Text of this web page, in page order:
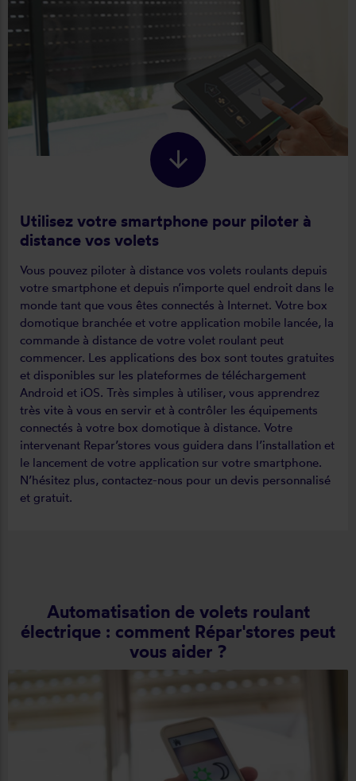
Utilisez votre smartphone pour piloter à
distance vos volets
Vous pouvez piloter à distance vos volets roulants depuis
votre smartphone et depuis n’importe quel endroit dans le
monde tant que vous êtes connectés à Internet. Votre box
domotique branchée et votre application mobile lancée, la
commande à distance de votre volet roulant peut
commencer. Les applications des box sont toutes gratuites
et disponibles sur les plateformes de téléchargement
Android et iOS. Très simples à utiliser, vous apprendrez
très vite à vous en servir et à contrôler les équipements
connectés à votre box domotique à distance. Votre
intervenant Repar’stores vous guidera dans l’installation et
le lancement de votre application sur votre smartphone.
N’hésitez plus, contactez-nous pour un devis personnalisé
et gratuit.
Automatisation de volets roulant
électrique : comment Répar'stores peut
vous aider ?